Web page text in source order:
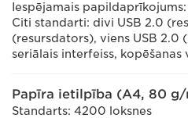
Iespējamais
Citi standarti: divi USB 2.0
(resursdators), viens USB 2.0
seriālais interfeiss, kopēšanas
Papīra ietilpība (A4, 80 g/
Standarts: 4200 loksnes